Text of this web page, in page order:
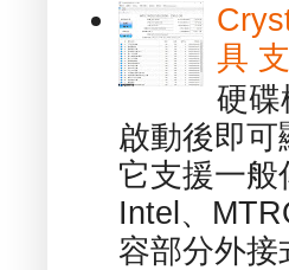
具
硬
啟動後即
它支援一
Intel、
容部分外接